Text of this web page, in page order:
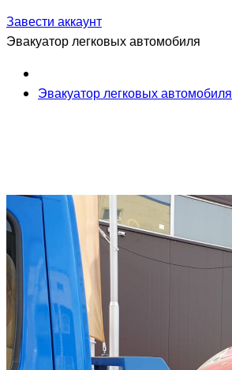
Завести аккаунт
Эвакуатор легковых автомобиля
Эвакуатор легковых автомобиля